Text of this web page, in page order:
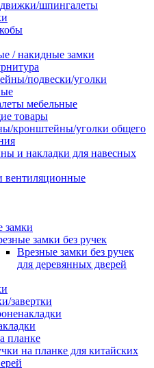
шпингалеты
/ накидные замки
подвески/уголки
мебельные
товары
кронштейны/уголки общего
и накладки для навесных
вентиляционные
замки
замки без ручек
Врезные замки без ручек
для деревянных дверей
завертки
планке
на планке для китайских